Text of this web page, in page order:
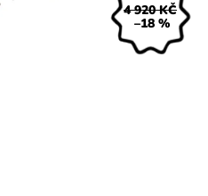
4 920 KČ
–18 %